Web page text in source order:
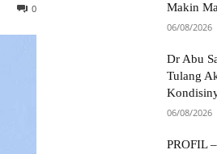
0
Makin
06/08/2026
Dr Abu
Tulang
06/08/2026
PROFIL